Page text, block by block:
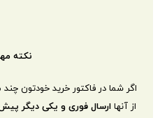
نکته
اگر شما در فاکتور خرید خودتون
از آنهاارسال فوری و یکی دیگر